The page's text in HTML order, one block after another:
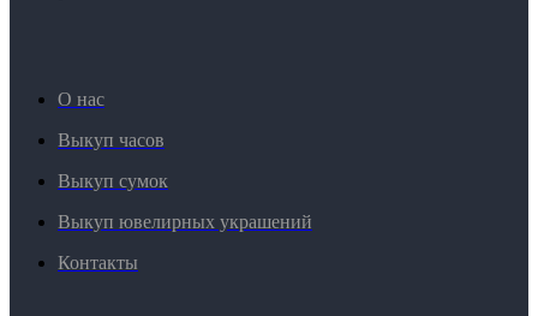
О нас
Выкуп часов
Выкуп сумок
Выкуп ювелирных украшений
Контакты